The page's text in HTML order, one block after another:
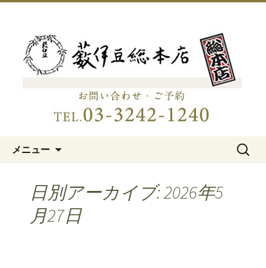
日本橋の老舗蕎麦屋「藪伊豆総
本店」
メニュー
検
日別アーカイブ: 2026年5
月27日